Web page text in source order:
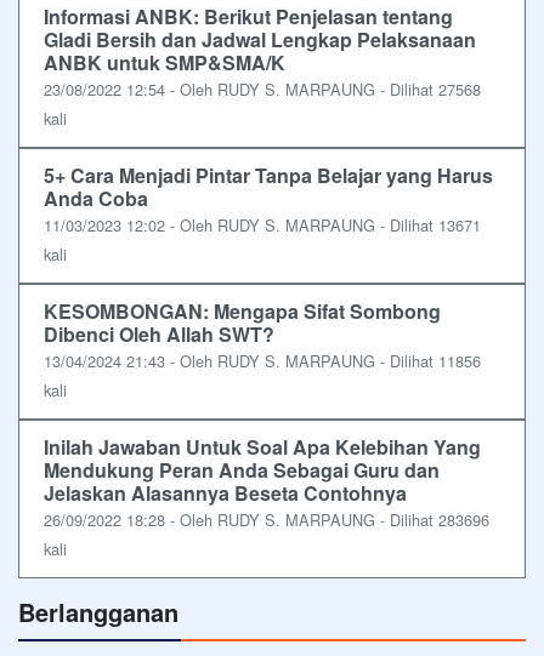
Informasi ANBK: Berikut Penjelasan tentang
Gladi Bersih dan Jadwal Lengkap Pelaksanaan
ANBK untuk SMP&SMA/K
23/08/2022 12:54 - Oleh RUDY S. MARPAUNG - Dilihat 27568
kali
5+ Cara Menjadi Pintar Tanpa Belajar yang Harus
Anda Coba
11/03/2023 12:02 - Oleh RUDY S. MARPAUNG - Dilihat 13671
kali
KESOMBONGAN: Mengapa Sifat Sombong
Dibenci Oleh Allah SWT?
13/04/2024 21:43 - Oleh RUDY S. MARPAUNG - Dilihat 11856
kali
Inilah Jawaban Untuk Soal Apa Kelebihan Yang
Mendukung Peran Anda Sebagai Guru dan
Jelaskan Alasannya Beseta Contohnya
26/09/2022 18:28 - Oleh RUDY S. MARPAUNG - Dilihat 283696
kali
Berlangganan